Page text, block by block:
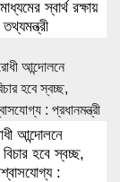
স্বার্থ রক্ষায়
আন্দোলনে
হবে স্বচ্ছ,
: